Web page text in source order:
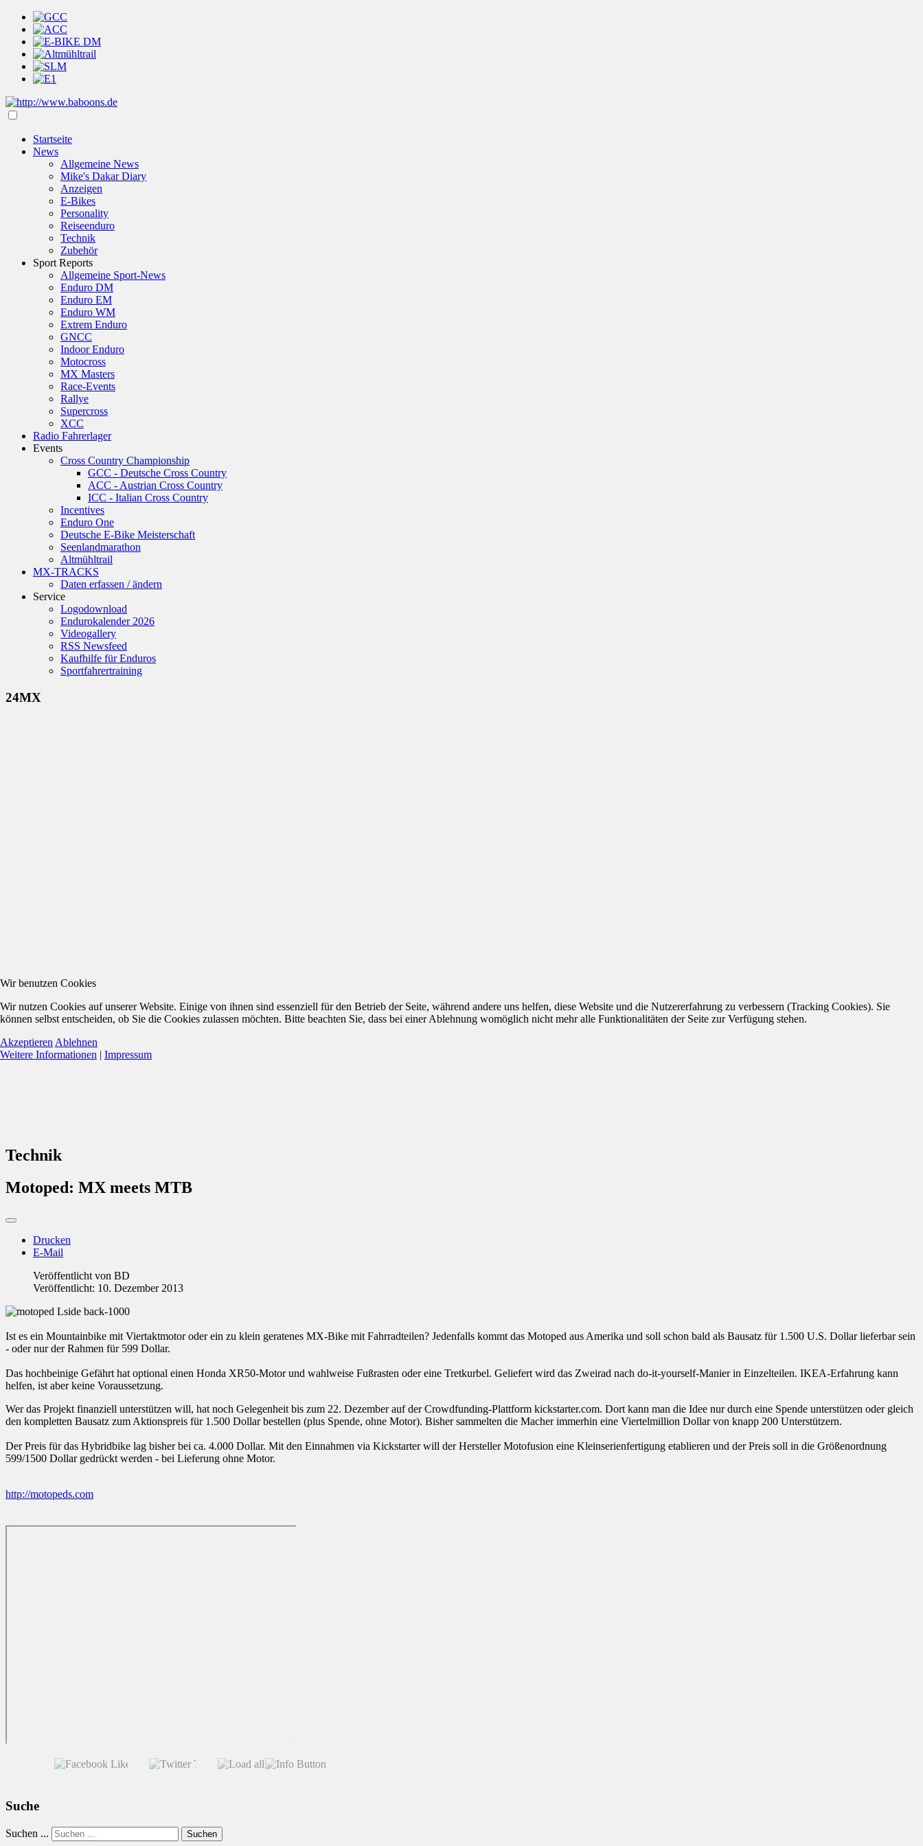
Startseite
News
Allgemeine News
Mike's Dakar Diary
Anzeigen
E-Bikes
Personality
Reiseenduro
Technik
Zubehör
Sport Reports
Allgemeine Sport-News
Enduro DM
Enduro EM
Enduro WM
Extrem Enduro
GNCC
Indoor Enduro
Motocross
MX Masters
Race-Events
Rallye
Supercross
XCC
Radio Fahrerlager
Events
Cross Country Championship
GCC - Deutsche Cross Country
ACC - Austrian Cross Country
ICC - Italian Cross Country
Incentives
Enduro One
Deutsche E-Bike Meisterschaft
Seenlandmarathon
Altmühltrail
MX-TRACKS
Daten erfassen / ändern
Service
Logodownload
Endurokalender 2026
Videogallery
RSS Newsfeed
Kaufhilfe für Enduros
Sportfahrertraining
24MX
Technik
Motoped: MX meets MTB
Drucken
E-Mail
Veröffentlicht von BD
Veröffentlicht: 10. Dezember 2013
Ist es ein Mountainbike mit Viertaktmotor oder ein zu klein geratenes MX-Bike mit Fahrradteilen? Jedenfalls kommt das Motoped aus Amerika und soll schon bald als Bausatz für 1.500 U.S. Dollar lieferbar sein
- oder nur der Rahmen für 599 Dollar.
Das hochbeinige Gefährt hat optional einen Honda XR50-Motor und wahlweise Fußrasten oder eine Tretkurbel. Geliefert wird das Zweirad nach do-it-yourself-Manier in Einzelteilen. IKEA-Erfahrung kann
helfen, ist aber keine Voraussetzung.
Wer das Projekt finanziell unterstützen will, hat noch Gelegenheit bis zum 22. Dezember auf der Crowdfunding-Plattform kickstarter.com. Dort kann man die Idee nur durch eine Spende unterstützen oder gleich
den kompletten Bausatz zum Aktionspreis für 1.500 Dollar bestellen (plus Spende, ohne Motor). Bisher sammelten die Macher immerhin eine Viertelmillion Dollar von knapp 200 Unterstützern.
Der Preis für das Hybridbike lag bisher bei ca. 4.000 Dollar. Mit den Einnahmen via Kickstarter will der Hersteller Motofusion eine Kleinserienfertigung etablieren und der Preis soll in die Größenordnung
599/1500 Dollar gedrückt werden - bei Lieferung ohne Motor.
http://motopeds.com
Suche
Suchen ... Suchen
Wir benutzen Cookies
Wir nutzen Cookies auf unserer Website. Einige von ihnen sind essenziell für den Betrieb der Seite, während andere uns helfen, diese Website und die Nutzererfahrung zu verbessern (Tracking Cookies). Sie
können selbst entscheiden, ob Sie die Cookies zulassen möchten. Bitte beachten Sie, dass bei einer Ablehnung womöglich nicht mehr alle Funktionalitäten der Seite zur Verfügung stehen.
Akzeptieren Ablehnen
Weitere Informationen | Impressum